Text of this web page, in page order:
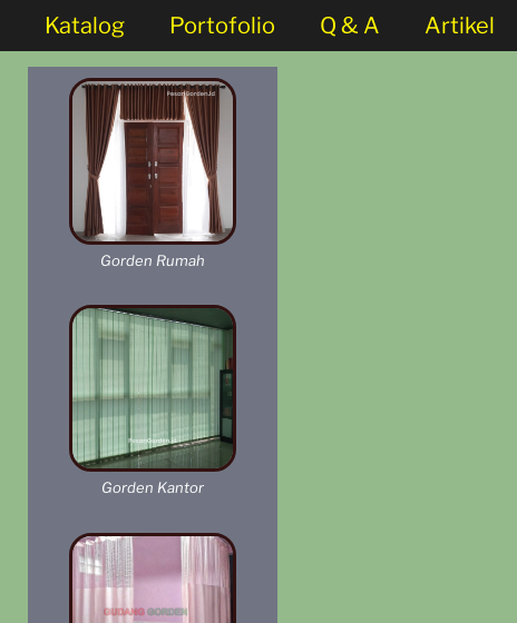
Katalog Portofolio Q & A Artikel
Gorden Rumah
Gorden Kantor